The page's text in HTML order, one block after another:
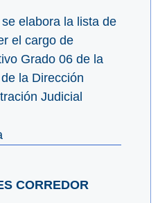
elabora la lista de
el cargo de
Grado 06 de la
la Dirección
Judicial
CORREDOR